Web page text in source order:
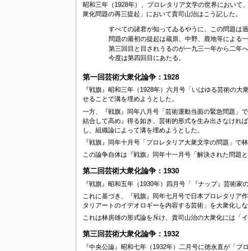
昭和三年（1928年）、プロレタリア文学の世界におい
衆化問題の再三提起」において貴司山治はこう記した。
すべての諸君が知ってゐるやうに、この問題は
問題の最初の提起は蔵原、中野、鹿地等による
第三回目と目されうるのが一九三一年から二年
今度は第四回目にあたる。
第一回芸術大衆化論争：1928
『戦旗』昭和三年（1928年）六月号「いはゆる芸術の
せることで溝を埋めようとした。
一方、『戦旗』同年八月号「芸術運動当面の緊急問題」
結合して高め』得る如き、芸術的形式を生み出さなけれ
し、組織論によって溝を埋めようとした。
『戦旗』同年十月号「プロレタリア大衆文学の問題」で
この論争自体は『戦旗』同年十一月号「解決された問題
第二回芸術大衆化論争：1930
『戦旗』昭和五年（1930年）四月号「『ナップ』芸術
これに基づき、『戦旗』同年七月号で日本プロレタリア
タリアートのイデオロギーを内容する芸術」を大衆化し
これは林房雄の形式論を斥け、貴司山治の大衆化には「
第三回芸術大衆化論争：1932
『中央公論』昭和七年（1932年）二月号に徳永直が「